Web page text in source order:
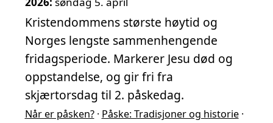
Kristendommens største høytid og
Norges lengste sammenhengende
fridagsperiode. Markerer Jesu død og
oppstandelse, og gir fri fra
skjærtorsdag til 2. påskedag.
Når er påsken? · Påske: Tradisjoner og historie ·